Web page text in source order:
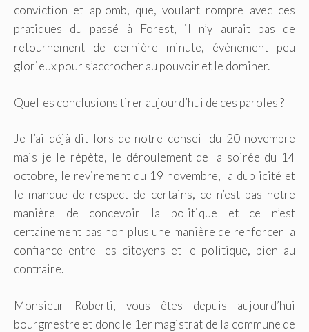
conviction et aplomb, que, voulant rompre avec ces
pratiques du passé à Forest, il n’y aurait pas de
retournement de dernière minute, évènement peu
glorieux pour s’accrocher au pouvoir et le dominer.
Quelles conclusions tirer aujourd’hui de ces paroles ?
Je l’ai déjà dit lors de notre conseil du 20 novembre
mais je le répète, le déroulement de la soirée du 14
octobre, le revirement du 19 novembre, la duplicité et
le manque de respect de certains, ce n’est pas notre
manière de concevoir la politique et ce n’est
certainement pas non plus une manière de renforcer la
confiance entre les citoyens et le politique, bien au
contraire.
Monsieur Roberti, vous êtes depuis aujourd’hui
bourgmestre et donc le 1er magistrat de la commune de